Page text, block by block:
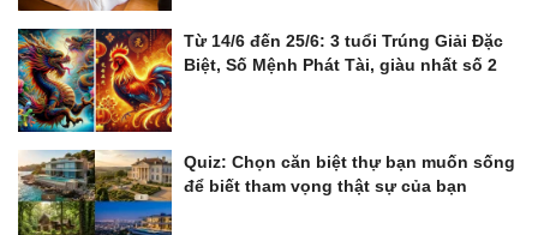
Từ 14/6 đến 25/6: 3 tuổi Trúng Giải Đặc
Biệt, Số Mệnh Phát Tài, giàu nhất số 2
Quiz: Chọn căn biệt thự bạn muốn sống
để biết tham vọng thật sự của bạn